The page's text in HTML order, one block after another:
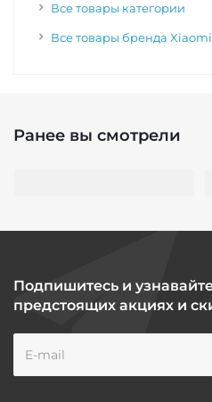
Все товары категории
Все товары бренда Xiaomi
Ранее вы смотрели
Подпишитесь и
предстоящих акциях и